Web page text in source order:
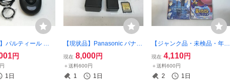
】パルティール パ
クス オールイン
PASURIRE LUX
-774】
円
1日
【現状品】Panasonic パナソ
ニック HC-V360MS FULL H
D デジタルビデオカメラ 動
作確認【家電-776】
現在 8,000円
＋送料600円
1 1日
【ジャンク品・未検品・年齢
確認必須】ニンテンドースイ
ッチ ソフト 5本セット ～
星のカービィ スターアライ
ズ 他【ゲーム-591】
現在 4,110円
＋送料600円
2 1日